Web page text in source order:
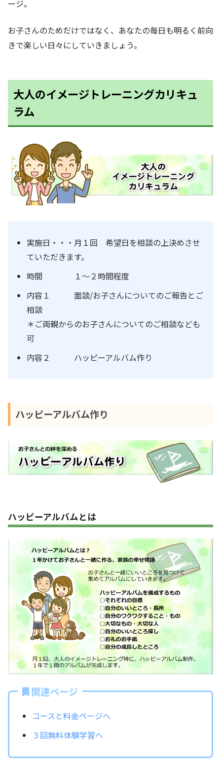
ージ。
お子さんのためだけではなく、あなたの毎日も明るく前向
きで楽しい日々にしていきましょう。
大人のイメージトレーニングカリキュ
ラム
実施日・・・月１回 希望日を相談の上決めさせ
ていただきます。
時間 １〜２時間程度
内容１ 面談/お子さんについてのご報告とご
相談
＊ご両親からのお子さんについてのご相談なども
可
内容２ ハッピーアルバム作り
ハッピーアルバム作り
ハッピーアルバムとは
関連ページ
コースと料金ページへ
３回無料体験学習へ